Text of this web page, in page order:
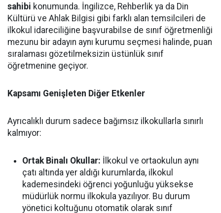
sahibi konumunda. İngilizce, Rehberlik ya da Din
Kültürü ve Ahlak Bilgisi gibi farklı alan temsilcileri de
ilkokul idareciliğine başvurabilse de sınıf öğretmenliği
mezunu bir adayın aynı kurumu seçmesi halinde, puan
sıralaması gözetilmeksizin üstünlük sınıf
öğretmenine geçiyor.
Kapsamı Genişleten Diğer Etkenler
Ayrıcalıklı durum sadece bağımsız ilkokullarla sınırlı
kalmıyor:
Ortak Binalı Okullar: İlkokul ve ortaokulun aynı
çatı altında yer aldığı kurumlarda, ilkokul
kademesindeki öğrenci yoğunluğu yüksekse
müdürlük normu ilkokula yazılıyor. Bu durum
yönetici koltuğunu otomatik olarak sınıf